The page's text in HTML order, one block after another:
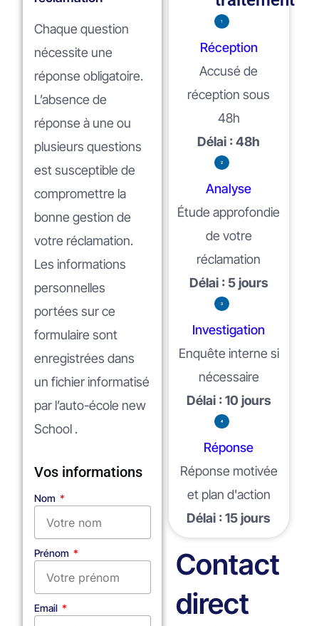
Chaque question
nécessite une
réponse obligatoire.
L’absence de
réponse à une ou
plusieurs questions
est susceptible de
compromettre la
bonne gestion de
votre réclamation.
Les informations
personnelles
portées sur ce
formulaire sont
enregistrées dans
un fichier informatisé
par l’auto-école new
School .
Vos informations
Nom
Prénom
Email
Réception
Accusé de
réception sous
48h
Délai : 48h
Analyse
Étude approfondie
de votre
réclamation
Délai : 5 jours
Investigation
Enquête interne si
nécessaire
Délai : 10 jours
Réponse
Réponse motivée
et plan d'action
Délai : 15 jours
Contact
direct